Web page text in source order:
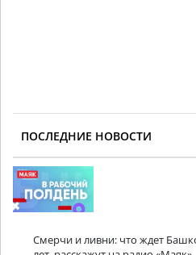
ПОСЛЕДНИЕ НОВОСТИ
Смерчи и ливни: что ждет